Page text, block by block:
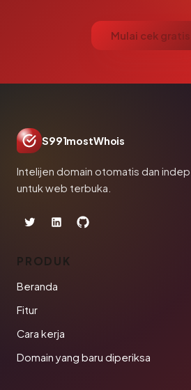
Mulai cek
S991mostWhois
Intelijen domain otomatis dan
untuk web terbuka.
PRODUK
Beranda
Fitur
Cara kerja
Domain yang baru diperiksa